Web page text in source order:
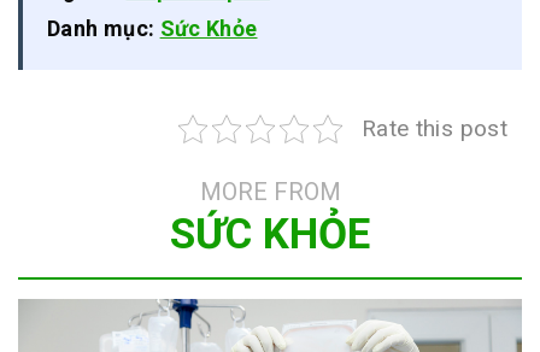
Danh mục: Sức Khỏe
Rate this post
MORE FROM
SỨC KHỎE